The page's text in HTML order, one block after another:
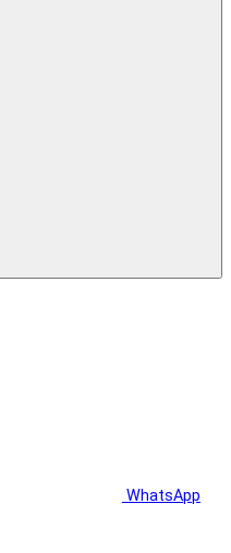
WhatsApp